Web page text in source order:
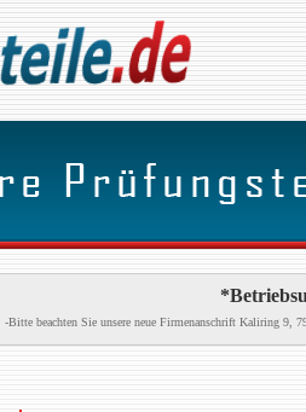
-Bitte beachten Sie unsere neue Firmenanschrift Kaliring 9,